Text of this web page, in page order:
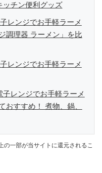
ッチン便利グッズ
レンジでお手軽ラーメ
調理器 ラーメン」を比
レンジでお手軽ラーメ
レンジでお手軽ラーメ
おすすめ！ 煮物、鍋、
の一部が当サイトに還元されるこ